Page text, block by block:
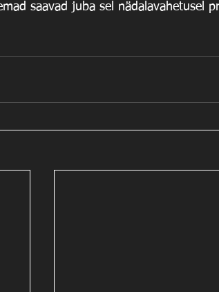
saavad juba sel nädalavahetusel